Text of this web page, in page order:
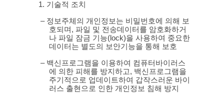
1. 기술적 조치
– 정보주체의 개인정보는 비밀번호에 의해 보
호되며 , 파일 및 전송데이터를 암호화하거
나 파일 잠금 기능(lock)을 사용하여 중요한
데이터는 별도의 보안기능을 통해 보호
– 백신프로그램을 이용하여 컴퓨터바이러스
에 의한 피해를 방지하고, 백신프로그램을
주기적으로 업데이트하여 갑작스러운 바이
러스 출현으로 인한 개인정보 침해 방지